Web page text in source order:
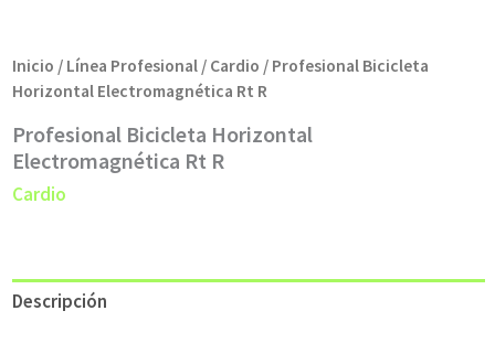
Inicio / Línea Profesional / Cardio / Profesional Bicicleta
Horizontal Electromagnética Rt R
Profesional Bicicleta Horizontal
Electromagnética Rt R
Cardio
Descripción